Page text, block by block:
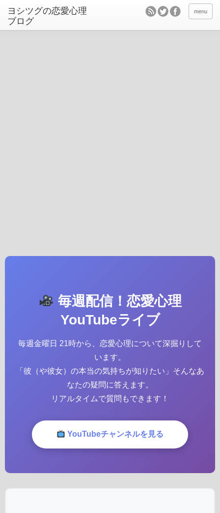
ヨシツグの恋愛心理
ブログ
menu
毎週配信！恋愛心理
YouTubeライブ
毎週金曜日 21時から、恋愛心理について深掘りして
います。
「彼（や彼女）の本当の気持ちが知りたい」そんなあ
なたの疑問に答えます。
リアルタイムで質問もできます！
YouTubeチャンネルを見る